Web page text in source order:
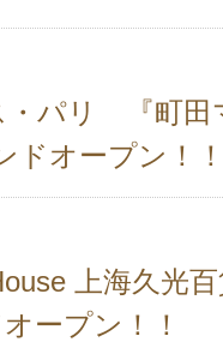
パリ 『町田
ドオープン！
上海久光
ープン！！